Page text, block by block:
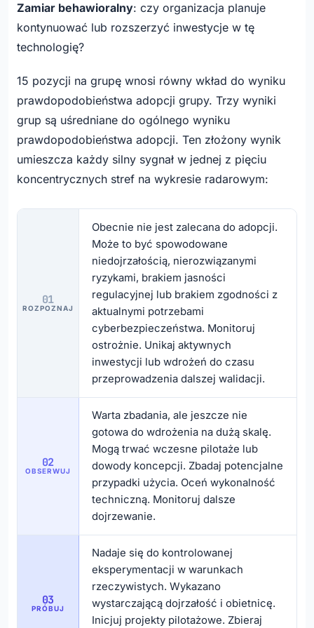
Zamiar behawioralny: czy organizacja planuje
kontynuować lub rozszerzyć inwestycje w tę
technologię?
15 pozycji na grupę wnosi równy wkład do wyniku
prawdopodobieństwa adopcji grupy. Trzy wyniki
grup są uśredniane do ogólnego wyniku
prawdopodobieństwa adopcji. Ten złożony wynik
umieszcza każdy silny sygnał w jednej z pięciu
koncentrycznych stref na wykresie radarowym:
01
ROZPOZNAJ
Obecnie nie jest zalecana do adopcji.
Może to być spowodowane
niedojrzałością, nierozwiązanymi
ryzykami, brakiem jasności
regulacyjnej lub brakiem zgodności z
aktualnymi potrzebami
cyberbezpieczeństwa. Monitoruj
ostrożnie. Unikaj aktywnych
inwestycji lub wdrożeń do czasu
przeprowadzenia dalszej walidacji.
02
OBSERWUJ
Warta zbadania, ale jeszcze nie
gotowa do wdrożenia na dużą skalę.
Mogą trwać wczesne pilotaże lub
dowody koncepcji. Zbadaj potencjalne
przypadki użycia. Oceń wykonalność
techniczną. Monitoruj dalsze
dojrzewanie.
03
PRÓBUJ
Nadaje się do kontrolowanej
eksperymentacji w warunkach
rzeczywistych. Wykazano
wystarczającą dojrzałość i obietnicę.
Inicjuj projekty pilotażowe. Zbieraj